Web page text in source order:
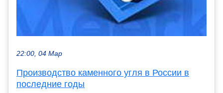
22:00, 04 Мар
Производство каменного угля в России в
последние годы